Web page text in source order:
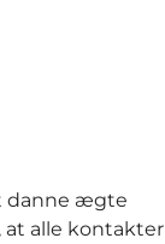
danne ægte
at alle kontakter